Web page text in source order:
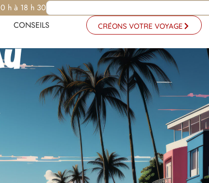
h à 18 h 30
CONSEILS CRÉONS VOTRE VOYAGE